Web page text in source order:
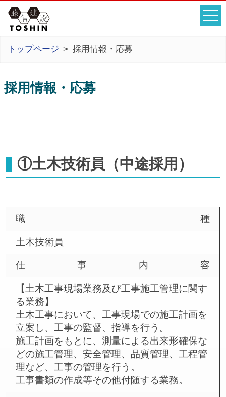
トップページ 採用情報・応募
採用情報・応募
①土木技術員（中途採用）
職種
土木技術員
仕事内容
【土木工事現場業務及び工事施工管理に関す
る業務】
土木工事において、工事現場での施工計画を
立案し、工事の監督、指導を行う。
施工計画をもとに、測量による出来形確保な
どの施工管理、安全管理、品質管理、工程管
理など、工事の管理を行う。
工事書類の作成等その他付随する業務。